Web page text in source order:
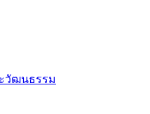
วัฒนธรรม